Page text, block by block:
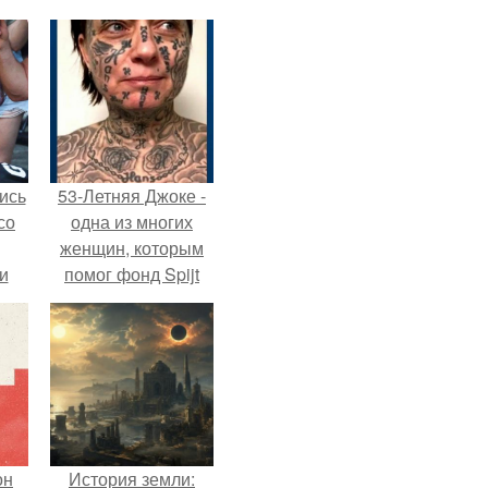
53-Летняя Джоке -
одна из многих
женщин, которым
помог фонд Spijt
van Tattoo,
основанный в
Роттердаме.
История земли: